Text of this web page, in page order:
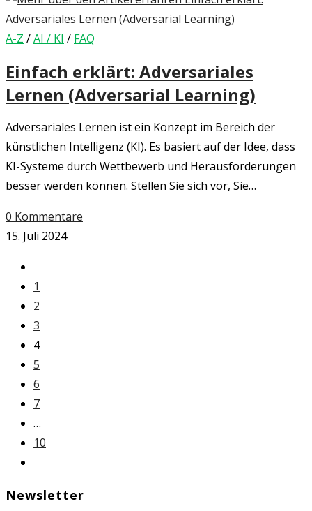
A-Z /AI / KI / FAQ
Einfach erklärt: Adversariales
Lernen (Adversarial Learning)
Adversariales Lernen ist ein Konzept im Bereich der
künstlichen Intelligenz (KI). Es basiert auf der Idee, dass
KI-Systeme durch Wettbewerb und Herausforderungen
besser werden können. Stellen Sie sich vor, Sie…
0 Kommentare
15. Juli 2024
vorherigen
Seite
1
2
3
4
5
6
7
…
10
Seite
Newsletter